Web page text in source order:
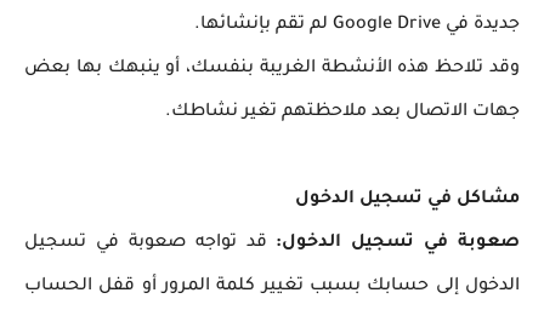
جديدة في Google Drive لم تقم بإنشائها.
وقد تلاحظ هذه الأنشطة الغريبة بنفسك، أو ينبهك بها بعض
جهات الاتصال بعد ملاحظتهم تغير نشاطك.
مشاكل في تسجيل الدخول
صعوبة في تسجيل الدخول: قد تواجه صعوبة في تسجيل
الدخول إلى حسابك بسبب تغيير كلمة المرور أو قفل الحساب